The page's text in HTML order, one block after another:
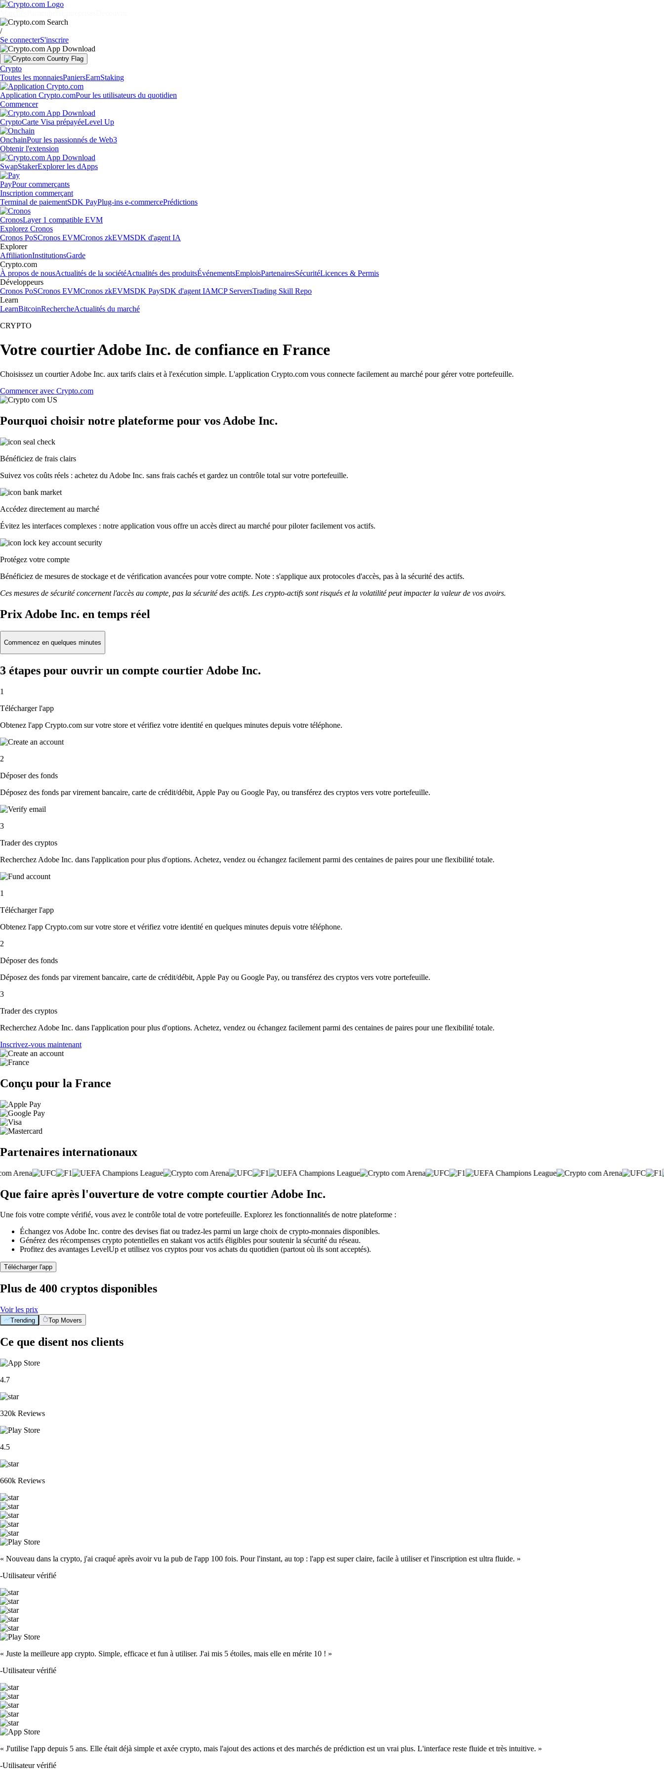
/
Se connecterS'inscrire
Crypto
Toutes les monnaiesPaniersEarnStaking
Application Crypto.comPour les utilisateurs du quotidien
Commencer
CryptoCarte Visa prépayéeLevel Up
OnchainPour les passionnés de Web3
Obtenir l'extension
SwapStakerExplorer les dApps
PayPour commerçants
Inscription commerçant
Terminal de paiementSDK PayPlug-ins e-commercePrédictions
CronosLayer 1 compatible EVM
Explorez Cronos
Cronos PoSCronos EVMCronos zkEVMSDK d'agent IA
Explorer
AffiliationInstitutionsGarde
Crypto.com
À propos de nousActualités de la sociétéActualités des produitsÉvénementsEmploisPartenairesSécuritéLicences & Permis
Développeurs
Cronos PoSCronos EVMCronos zkEVMSDK PaySDK d'agent IAMCP ServersTrading Skill Repo
Learn
LearnBitcoinRechercheActualités du marché
CRYPTO
Votre courtier Adobe Inc. de confiance en France
Choisissez un courtier Adobe Inc. aux tarifs clairs et à l'exécution simple. L'application Crypto.com vous connecte facilement au marché pour gérer votre portefeuille.
Commencer avec Crypto.com
Pourquoi choisir notre plateforme pour vos Adobe Inc.
Bénéficiez de frais clairs
Suivez vos coûts réels : achetez du Adobe Inc. sans frais cachés et gardez un contrôle total sur votre portefeuille.
Accédez directement au marché
Évitez les interfaces complexes : notre application vous offre un accès direct au marché pour piloter facilement vos actifs.
Protégez votre compte
Bénéficiez de mesures de stockage et de vérification avancées pour votre compte. Note : s'applique aux protocoles d'accès, pas à la sécurité des actifs.
Ces mesures de sécurité concernent l'accès au compte, pas la sécurité des actifs. Les crypto-actifs sont risqués et la volatilité peut impacter la valeur de vos avoirs.
Prix Adobe Inc. en temps réel
Commencez en quelques minutes
3 étapes pour ouvrir un compte courtier Adobe Inc.
1
Télécharger l'app
Obtenez l'app Crypto.com sur votre store et vérifiez votre identité en quelques minutes depuis votre téléphone.
2
Déposer des fonds
Déposez des fonds par virement bancaire, carte de crédit/débit, Apple Pay ou Google Pay, ou transférez des cryptos vers votre portefeuille.
3
Trader des cryptos
Recherchez Adobe Inc. dans l'application pour plus d'options. Achetez, vendez ou échangez facilement parmi des centaines de paires pour une flexibilité totale.
1
Télécharger l'app
Obtenez l'app Crypto.com sur votre store et vérifiez votre identité en quelques minutes depuis votre téléphone.
2
Déposer des fonds
Déposez des fonds par virement bancaire, carte de crédit/débit, Apple Pay ou Google Pay, ou transférez des cryptos vers votre portefeuille.
3
Trader des cryptos
Recherchez Adobe Inc. dans l'application pour plus d'options. Achetez, vendez ou échangez facilement parmi des centaines de paires pour une flexibilité totale.
Inscrivez-vous maintenant
Conçu pour la France
Partenaires internationaux
Que faire après l'ouverture de votre compte courtier Adobe Inc.
Une fois votre compte vérifié, vous avez le contrôle total de votre portefeuille. Explorez les fonctionnalités de notre plateforme :
Échangez vos Adobe Inc. contre des devises fiat ou tradez-les parmi un large choix de crypto-monnaies disponibles.
Générez des récompenses crypto potentielles en stakant vos actifs éligibles pour soutenir la sécurité du réseau.
Profitez des avantages LevelUp et utilisez vos cryptos pour vos achats du quotidien (partout où ils sont acceptés).
Télécharger l'app
Plus de 400 cryptos disponibles
Voir les prix
Trending Top Movers
Ce que disent nos clients
4.7
320k Reviews
4.5
660k Reviews
« Nouveau dans la crypto, j'ai craqué après avoir vu la pub de l'app 100 fois. Pour l'instant, au top : l'app est super claire, facile à utiliser et l'inscription est ultra fluide. »
-Utilisateur vérifié
« Juste la meilleure app crypto. Simple, efficace et fun à utiliser. J'ai mis 5 étoiles, mais elle en mérite 10 ! »
-Utilisateur vérifié
« J'utilise l'app depuis 5 ans. Elle était déjà simple et axée crypto, mais l'ajout des actions et des marchés de prédiction est un vrai plus. L'interface reste fluide et très intuitive. »
-Utilisateur vérifié